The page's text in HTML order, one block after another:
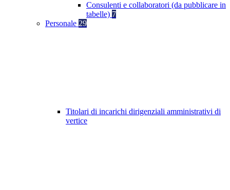
Consulenti e collaboratori (da pubblicare in
tabelle) 7
Personale 29
Titolari di incarichi dirigenziali amministrativi di
vertice